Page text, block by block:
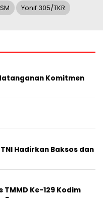
Yonif 305/TKR
Komitmen
Hadirkan Baksos dan
Ke-129 Kodim